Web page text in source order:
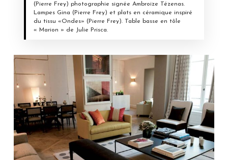
(Pierre Frey) photographie signée Ambroize Tézenas.
Lampes Gina (Pierre Frey) et plats en céramique inspiré
du tissu «Ondes» (Pierre Frey). Table basse en tôle
« Marion » de Julie Prisca.